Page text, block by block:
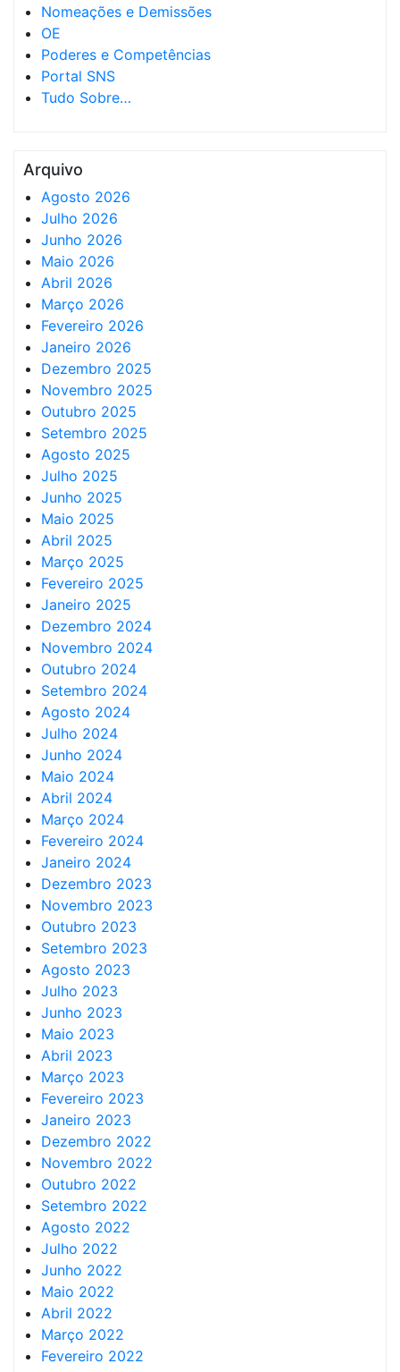
Nomeações e Demissões
OE
Poderes e Competências
Portal SNS
Tudo Sobre…
Arquivo
Agosto 2026
Julho 2026
Junho 2026
Maio 2026
Abril 2026
Março 2026
Fevereiro 2026
Janeiro 2026
Dezembro 2025
Novembro 2025
Outubro 2025
Setembro 2025
Agosto 2025
Julho 2025
Junho 2025
Maio 2025
Abril 2025
Março 2025
Fevereiro 2025
Janeiro 2025
Dezembro 2024
Novembro 2024
Outubro 2024
Setembro 2024
Agosto 2024
Julho 2024
Junho 2024
Maio 2024
Abril 2024
Março 2024
Fevereiro 2024
Janeiro 2024
Dezembro 2023
Novembro 2023
Outubro 2023
Setembro 2023
Agosto 2023
Julho 2023
Junho 2023
Maio 2023
Abril 2023
Março 2023
Fevereiro 2023
Janeiro 2023
Dezembro 2022
Novembro 2022
Outubro 2022
Setembro 2022
Agosto 2022
Julho 2022
Junho 2022
Maio 2022
Abril 2022
Março 2022
Fevereiro 2022